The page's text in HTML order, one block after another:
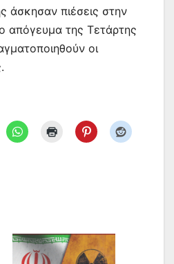
άσκησαν πιέσεις στην
απόγευμα της Τετάρτης
οι